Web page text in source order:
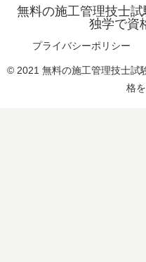
無料の施工管理技士
独学で資
プライバシーポリシー
© 2021 無料の施工管理技士試
格